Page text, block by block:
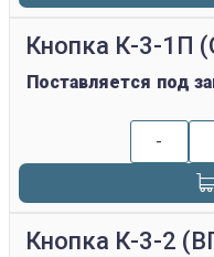
Кнопка К-3-1П
Поставляется под
-
Кнопка К-3-2